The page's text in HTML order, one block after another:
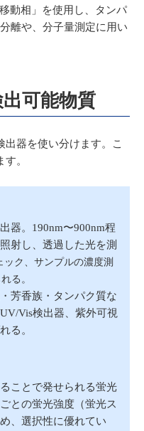
動相」を使用し、タンパ
離や、分子量測定に用い
可能物質
出器を使い分けます。こ
。
器。190nm〜900nm程
射し、透過した光を測
ック、サンプルの濃度測
る。
芳香族・タンパク質な
Vis検出器、紫外可視
る。
ことで発せられる蛍光
との蛍光強度（蛍光ス
、選択性に優れてい